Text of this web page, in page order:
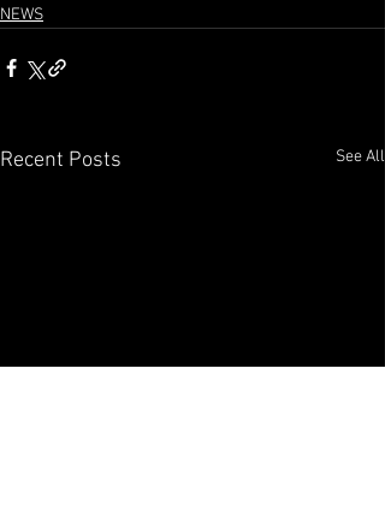
NEWS
Recent Posts See All